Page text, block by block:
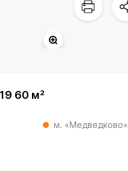
60 м²
м. «Медведково»